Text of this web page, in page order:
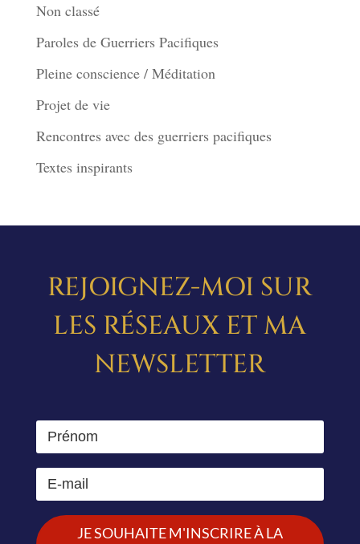
Non classé
Paroles de Guerriers Pacifiques
Pleine conscience / Méditation
Projet de vie
Rencontres avec des guerriers pacifiques
Textes inspirants
REJOIGNEZ-MOI SUR
LES RÉSEAUX ET MA
NEWSLETTER
JE SOUHAITE M'INSCRIRE À LA